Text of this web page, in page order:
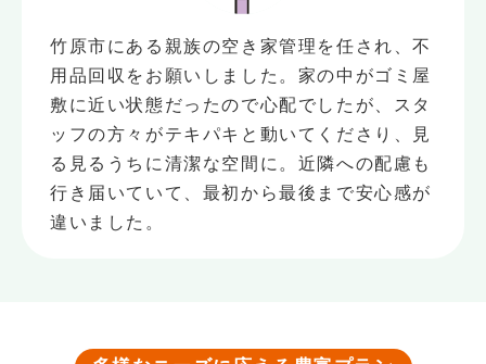
竹原市にある親族の空き家管理を任され、不
用品回収をお願いしました。家の中がゴミ屋
敷に近い状態だったので心配でしたが、スタ
ッフの方々がテキパキと動いてくださり、見
る見るうちに清潔な空間に。近隣への配慮も
行き届いていて、最初から最後まで安心感が
違いました。